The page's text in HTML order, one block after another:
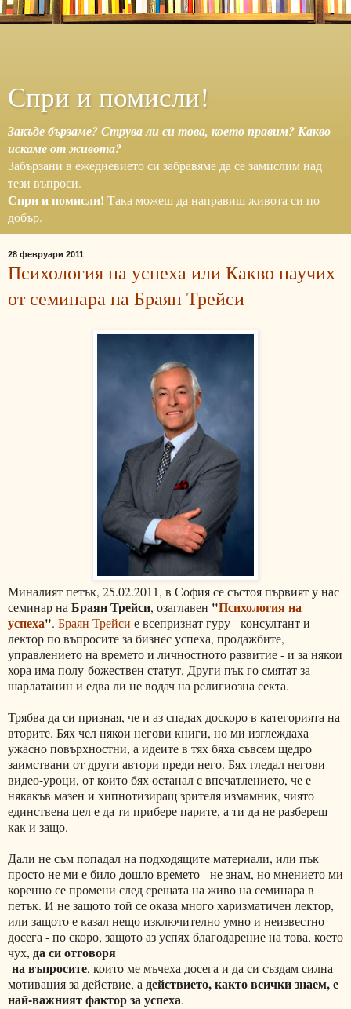
Спри и помисли!
Закъде бързаме? Струва ли си това, което правим? Какво
искаме от живота?
Забързани в ежедневието си забравяме да се замислим над
тези въпроси.
Спри и помисли! Така можеш да направиш живота си по-
добър.
28 февруари 2011
Психология на успеха или Какво научих
от семинара на Браян Трейси
Миналият петък, 25.02.2011, в София се състоя първият у нас
семинар на Браян Трейси, озаглавен "Психология на
успеха". Браян Трейси е всепризнат гуру - консултант и
лектор по въпросите за бизнес успеха, продажбите,
управлението на времето и личностното развитие - и за някои
хора има полу-божествен статут. Други пък го смятат за
шарлатанин и едва ли не водач на религиозна секта.
Трябва да си призная, че и аз спадах доскоро в категорията на
вторите. Бях чел някои негови книги, но ми изглеждаха
ужасно повърхностни, а идеите в тях бяха съвсем щедро
заимствани от други автори преди него. Бях гледал негови
видео-уроци, от които бях останал с впечатлението, че е
някакъв мазен и хипнотизиращ зрителя измамник, чиято
единствена цел е да ти прибере парите, а ти да не разбереш
как и защо.
Дали не съм попадал на подходящите материали, или пък
просто не ми е било дошло времето - не знам, но мнението ми
коренно се промени след срещата на живо на семинара в
петък. И не защото той се оказа много харизматичен лектор,
или защото е казал нещо изключително умно и неизвестно
досега - по скоро, защото аз успях благодарение на това, което
чух, да си отговоря
на въпросите, които ме мъчеха досега и да си създам силна
мотивация за действие, а действието, както всички знаем, е
най-важният фактор за успеха.